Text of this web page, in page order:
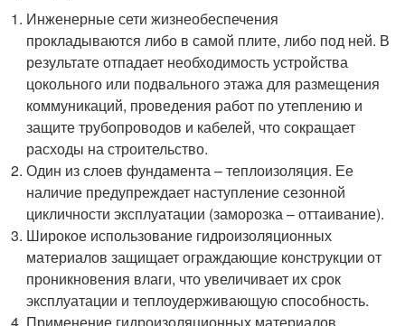
Инженерные сети жизнеобеспечения
прокладываются либо в самой плите, либо под ней. В
результате отпадает необходимость устройства
цокольного или подвального этажа для размещения
коммуникаций, проведения работ по утеплению и
защите трубопроводов и кабелей, что сокращает
расходы на строительство.
Один из слоев фундамента – теплоизоляция. Ее
наличие предупреждает наступление сезонной
цикличности эксплуатации (заморозка – оттаивание).
Широкое использование гидроизоляционных
материалов защищает ограждающие конструкции от
проникновения влаги, что увеличивает их срок
эксплуатации и теплоудерживающую способность.